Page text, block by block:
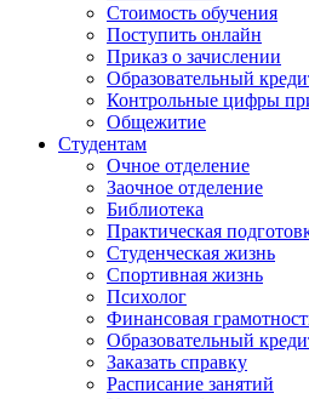
Стоимость обучения
Поступить онлайн
Приказ о зачислении
Образовательный
Контрольные цифры
Общежитие
Студентам
Очное отделение
Заочное отделение
Библиотека
Практическая
Студенческая жизнь
Спортивная жизнь
Психолог
Финансовая
Образовательный
Заказать справку
Расписание занятий